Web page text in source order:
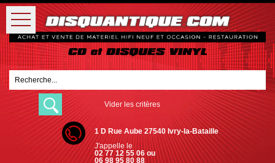
Vider les critères
1 D Rue Aube 27540 Ivry-la-Bataille
J'appelle le
02 77 12 55 06 ou
06 98 95 80 88